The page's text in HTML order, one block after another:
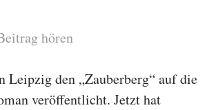
hören
Leipzig den „Zauberberg“ auf die
veröffentlicht. Jetzt hat